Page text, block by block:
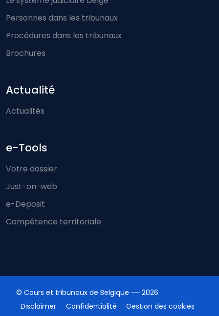
Personnes dans les tribunaux
Procédures dans les tribunaux
Brochures
Actualité
Actualités
e-Tools
Votre dossier
Just-on-web
e-Deposit
Compétence territoriale
© Cours et tribunaux de Belgique
2026
Disclaimer
Confidentialité
Gestion des cookies